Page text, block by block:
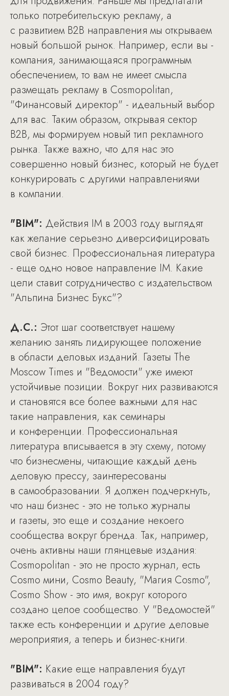
только потребительскую рекламу, а
с развитием B2B направления мы открываем
новый большой рынок. Например, если вы -
компания, занимающаяся программным
обеспечением, то вам не имеет смысла
размещать рекламу в Cosmopolitan,
"Финансовый директор" - идеальный выбор
для вас. Таким образом, открывая сектор
B2B, мы формируем новый тип рекламного
рынка. Также важно, что для нас это
совершенно новый бизнес, который не будет
конкурировать с другими направлениями
в компании.
"BIM": Действия IM в 2003 году выглядят
как желание серьезно диверсифицировать
свой бизнес. Профессиональная литература
- еще одно новое направление IM. Какие
цели ставит сотрудничество с издательством
"Альпина Бизнес Букс"?
Д.С.: Этот шаг соответствует нашему
желанию занять лидирующее положение
в области деловых изданий. Газеты Тhe
Мoscow Тimes и "Ведомости" уже имеют
устойчивые позиции. Вокруг них развиваются
и становятся все более важными для нас
такие направления, как семинары
и конференции. Профессиональная
литература вписывается в эту схему, потому
что бизнесмены, читающие каждый день
деловую прессу, заинтересованы
в самообразовании. Я должен подчеркнуть,
что наш бизнес - это не только журналы
и газеты, это еще и создание некоего
сообщества вокруг бренда. Так, например,
очень активны наши глянцевые издания:
Cosmopolitan - это не просто журнал, есть
Cosmo мини, Cosmo Beauty, "Магия Cosmo",
Cosmo Show - это имя, вокруг которого
создано целое сообщество. У "Ведомостей"
также есть конференции и другие деловые
мероприятия, а теперь и бизнес-книги.
"BIM": Какие еще направления будут
развиваться в 2004 году?